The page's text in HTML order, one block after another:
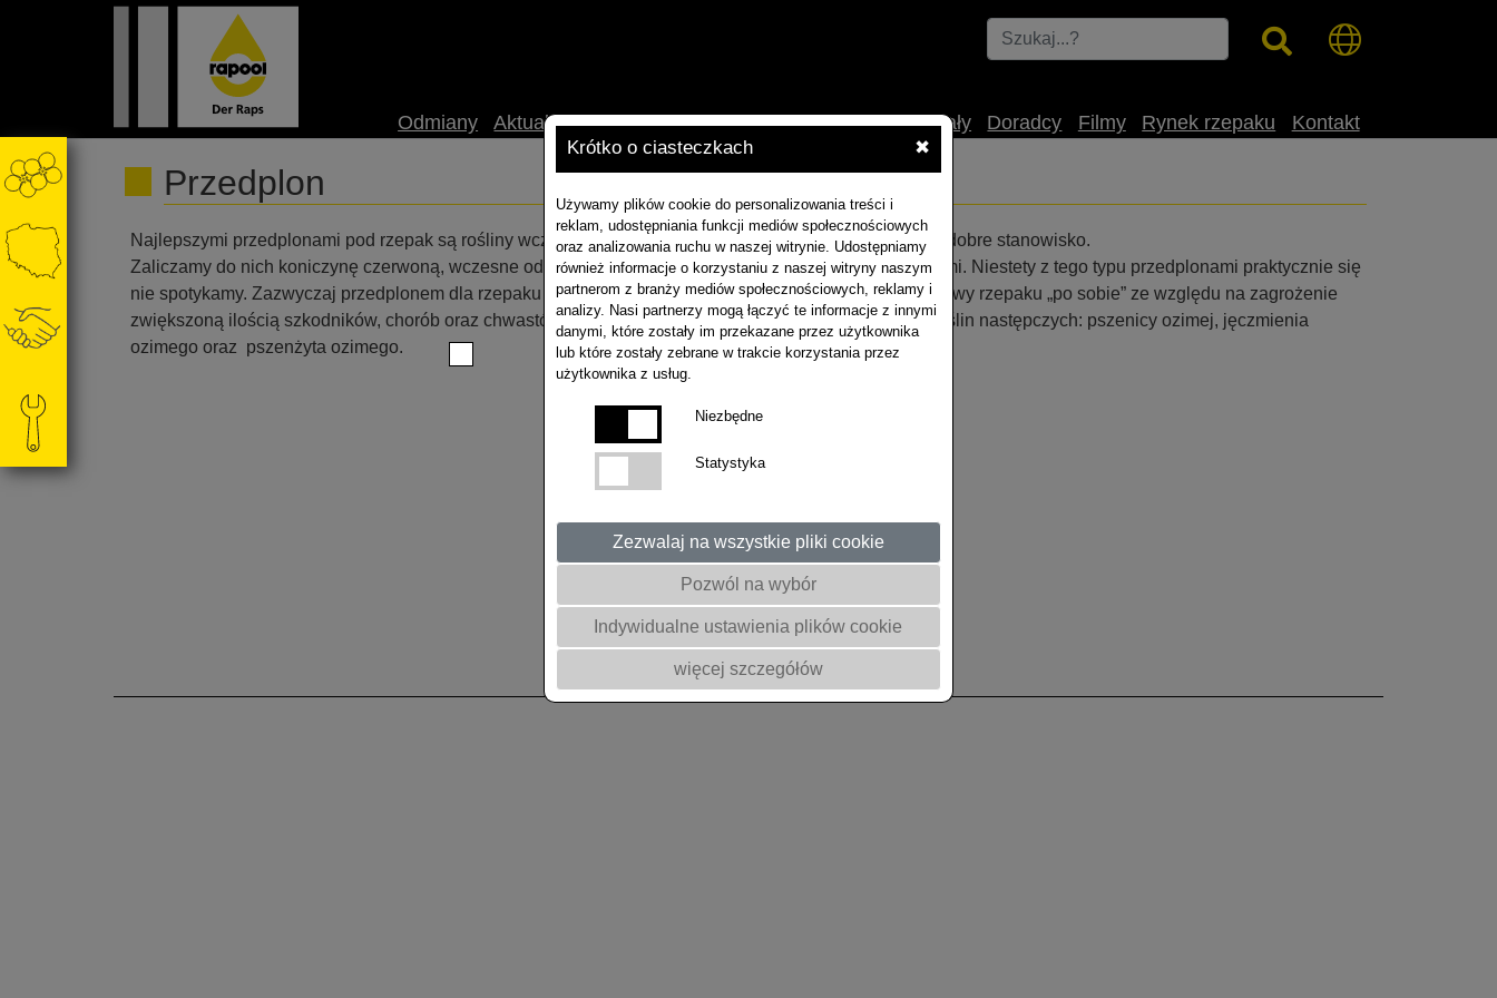
Krótko o ciasteczkach ✖
Używamy plików cookie do personalizowania treści i
reklam, udostępniania funkcji mediów społecznościowych
oraz analizowania ruchu w naszej witrynie. Udostępniamy
również informacje o korzystaniu z naszej witryny naszym
partnerom z branży mediów społecznościowych, reklamy i
analizy. Nasi partnerzy mogą łączyć te informacje z innymi
danymi, które zostały im przekazane przez użytkownika
lub które zostały zebrane w trakcie korzystania przez
użytkownika z usług.
Niezbędne
Statystyka
Zezwalaj na wszystkie pliki cookie
Pozwól na wybór
Indywidualne ustawienia plików cookie
więcej szczegółów
Odmiany Aktualności O nas Uprawa Technologia Materiały Doradcy Filmy Rynek rzepaku Kontakt
Przedplon
Najlepszymi przedplonami pod rzepak są rośliny wcześnie „schodzące” z pola i pozostawiające bardzo dobre stanowisko.
Zaliczamy do nich koniczynę czerwoną, wczesne odmiany grochu, czy też mieszanki koniczyny z trawami. Niestety z tego typu przedplonami praktycznie się
nie spotykamy. Zazwyczaj przedplonem dla rzepaku są zboża, najczęściej pszenica. Nie zaleca się uprawy rzepaku „po sobie” ze względu na zagrożenie
zwiększoną ilością szkodników, chorób oraz chwastów. Stanowisko po rzepaku jest idealne dla wielu roślin następczych: pszenicy ozimej, jęczmienia
ozimego oraz pszenżyta ozimego.